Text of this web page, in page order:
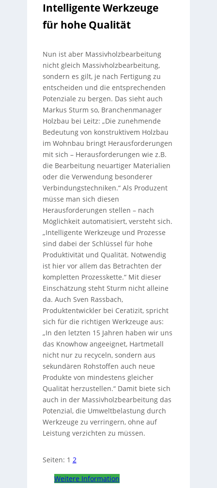
Intelligente Werkzeuge
für hohe Qualität
Nun ist aber Massivholzbearbeitung
nicht gleich Massivholzbearbeitung,
sondern es gilt, je nach Fertigung zu
entscheiden und die entsprechenden
Potenziale zu bergen. Das sieht auch
Markus Sturm so, Branchenmanager
Holzbau bei Leitz: „Die zunehmende
Bedeutung von konstruktivem Holzbau
im Wohnbau bringt Herausforderungen
mit sich – Herausforderungen wie z.B.
die Bearbeitung neuartiger Materialien
oder die Verwendung besonderer
Verbindungstechniken.“ Als Produzent
müsse man sich diesen
Herausforderungen stellen – nach
Möglichkeit automatisiert, versteht sich.
„Intelligente Werkzeuge und Prozesse
sind dabei der Schlüssel für hohe
Produktivität und Qualität. Notwendig
ist hier vor allem das Betrachten der
kompletten Prozesskette.“ Mit dieser
Einschätzung steht Sturm nicht alleine
da. Auch Sven Rassbach,
Produktentwickler bei Ceratizit, spricht
sich für die richtigen Werkzeuge aus:
„In den letzten 15 Jahren haben wir uns
das Knowhow angeeignet, Hartmetall
nicht nur zu recyceln, sondern aus
sekundären Rohstoffen auch neue
Produkte von mindestens gleicher
Qualität herzustellen.“ Damit biete sich
auch in der Massivholzbearbeitung das
Potenzial, die Umweltbelastung durch
Werkzeuge zu verringern, ohne auf
Leistung verzichten zu müssen.
Seiten: 1 2
Weitere Information